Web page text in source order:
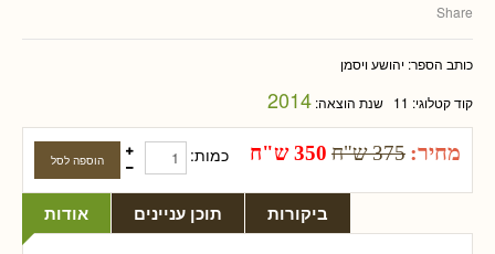
Share
כותב הספר: יהושע ויסמן
קוד קטלוגי: 11 שנת הוצאה: 2014
מחיר: 375 ש"ח 350 ש"ח כמות:
אודות תוכן עניינים ביקורות